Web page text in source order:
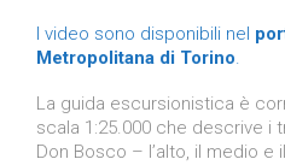
I video sono disponibili nel
Metropolitana di Torino.
La guida escursionistica è
scala 1:25.000 che descrive i
Don Bosco – l’alto, il medio e